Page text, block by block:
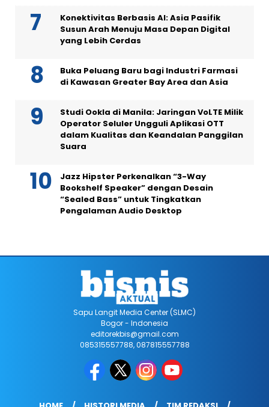
Konektivitas Berbasis AI: Asia Pasifik
Susun Arah Menuju Masa Depan Digital
yang Lebih Cerdas
Buka Peluang Baru bagi Industri Farmasi
di Kawasan Greater Bay Area dan Asia
Studi Ookla di Manila: Jaringan VoLTE Milik
Operator Seluler Ungguli Aplikasi OTT
dalam Kualitas dan Keandalan Panggilan
Suara
Jazz Hipster Perkenalkan “3-Way
Bookshelf Speaker” dengan Desain
“Sealed Bass” untuk Tingkatkan
Pengalaman Audio Desktop
Sapu Langit Media Center (SLMC)
Bogor - Indonesia
editorekbis@gmail.com
085315557788, 087815557788